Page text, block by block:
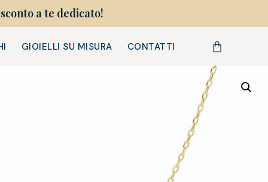
a te dedicato!
GIOIELLI SU MISURA CONTATTI